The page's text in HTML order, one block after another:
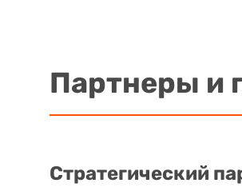
Партнеры и
Стратегический